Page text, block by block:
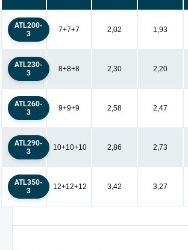
ATL200-
3
7+7+7 2,02 1,93
ATL230-
3
8+8+8 2,30 2,20
ATL260-
3
9+9+9 2,58 2,47
ATL290-
3
10+10+10 2,86 2,73
ATL350-
3
12+12+12 3,42 3,27